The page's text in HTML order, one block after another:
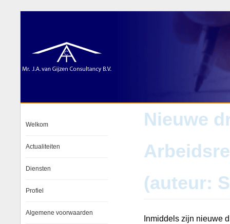
Welkom
Actualiteiten
Diensten
Profiel
Algemene voorwaarden
Nieuwe
(auteur:
Inmiddels zijn nieuwe